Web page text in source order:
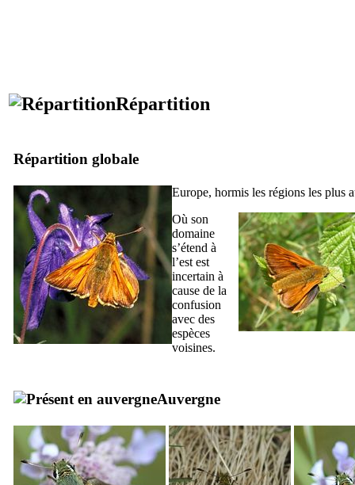
Répartition
Répartition globale
Europe, hormis les régions les plus
Où son
domaine
s’étend à
l’est est
incertain à
cause de la
confusion
avec des
espèces
voisines.
Auvergne